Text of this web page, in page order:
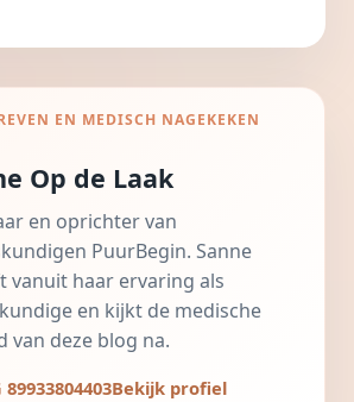
EN MEDISCH NAGEKEKEN
Op de Laak
en oprichter van
PuurBegin. Sanne
vanuit haar ervaring als
en kijkt de medische
van deze blog na.
89933804403Bekijk profiel